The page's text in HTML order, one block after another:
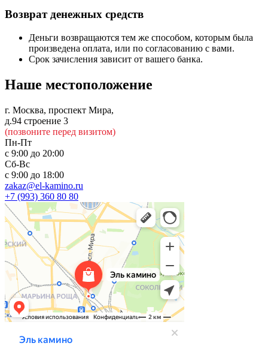
Возврат денежных средств
Деньги возвращаются тем же способом, которым была
произведена оплата, или по согласованию с вами.
Срок зачисления зависит от вашего банка.
Наше местоположение
г. Москва, проспект Мира,
д.94 строение 3
(позвоните перед визитом)
Пн-Пт
с 9:00 до 20:00
Сб-Вс
с 9:00 до 18:00
zakaz@el-kamino.ru
+7 (993) 360 80 80